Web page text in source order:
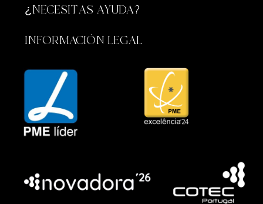
¿NECESITAS AYUDA?
INFORMACIÓN LEGAL